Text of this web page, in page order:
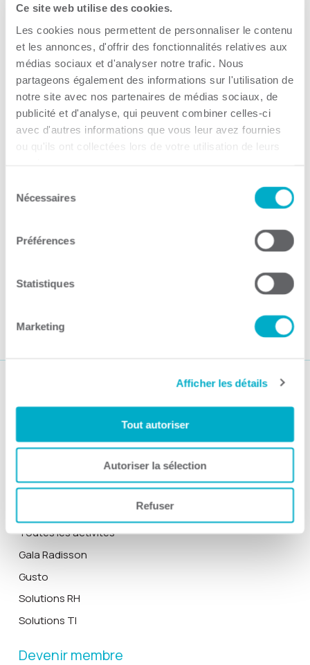
Ce site web utilise des cookies.
Les cookies nous permettent de personnaliser le contenu
et les annonces, d'offrir des fonctionnalités relatives aux
médias sociaux et d'analyser notre trafic. Nous
partageons également des informations sur l'utilisation de
notre site avec nos partenaires de médias sociaux, de
publicité et d'analyse, qui peuvent combiner celles-ci
avec d'autres informations que vous leur avez fournies
ou qu'ils ont collectées lors de votre utilisation de leurs
Nécessaires
Préférences
Statistiques
Marketing
Afficher les détails
Tout autoriser
Autoriser la sélection
Refuser
Par CCI3R Guilbert, 23 octobre 2023
Groupe Décoralium inc.
Par CCI3R Guilbert, 23 octobre 2023
Événements LD
Par CCI3R Guilbert, 23 octobre 2023
Par CCI3R Guilbert, 23 octobre 2023
Conception Décors de Scène
Complexe Laviolette
Par CCI3R Guilbert, 23 octobre 2023
Toutes les activités
Gala Radisson
Gusto
Solutions RH
Solutions TI
Devenir membre